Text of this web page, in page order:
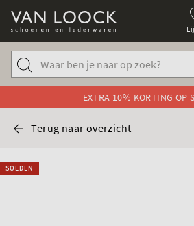
EXTRA 10% KORTING OP
Terug naar overzicht
SOLDEN